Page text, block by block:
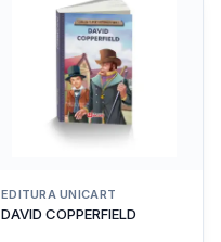
EDITURA UNICART
DAVID COPPERFIELD